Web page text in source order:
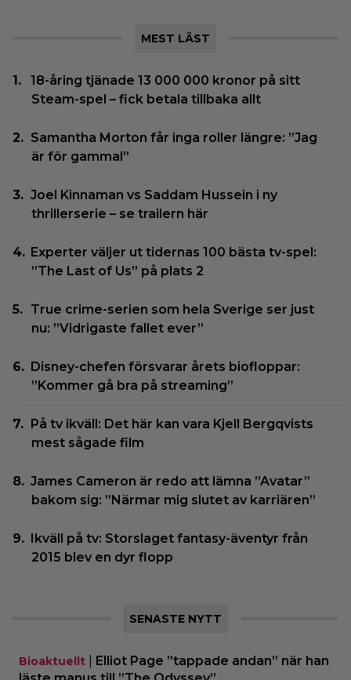
MEST LÄST
18-åring tjänade 13 000 000 kronor på sitt
Steam-spel – fick betala tillbaka allt
Samantha Morton får inga roller längre: ”Jag
är för gammal”
Joel Kinnaman vs Saddam Hussein i ny
thrillerserie – se trailern här
Experter väljer ut tidernas 100 bästa tv-spel:
”The Last of Us” på plats 2
True crime-serien som hela Sverige ser just
nu: ”Vidrigaste fallet ever”
Disney-chefen försvarar årets biofloppar:
”Kommer gå bra på streaming”
På tv ikväll: Det här kan vara Kjell Bergqvists
mest sågade film
James Cameron är redo att lämna ”Avatar”
bakom sig: ”Närmar mig slutet av karriären”
Ikväll på tv: Storslaget fantasy-äventyr från
2015 blev en dyr flopp
SENASTE NYTT
Bioaktuellt
Elliot Page ”tappade andan” när han